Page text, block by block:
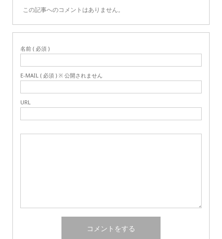
この記事へのコメントはありません。
名前 ( 必須 )
E-MAIL ( 必須 ) ※ 公開されません
URL